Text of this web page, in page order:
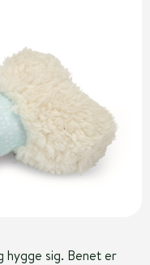
hygge sig. Benet er